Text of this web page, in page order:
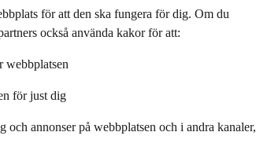
SKAGEN, Cubera och AIP.
för att den ska fungera för dig. Om du
också använda kakor för att:
webbplatsen
för just dig
annonser på webbplatsen och i andra kanaler,